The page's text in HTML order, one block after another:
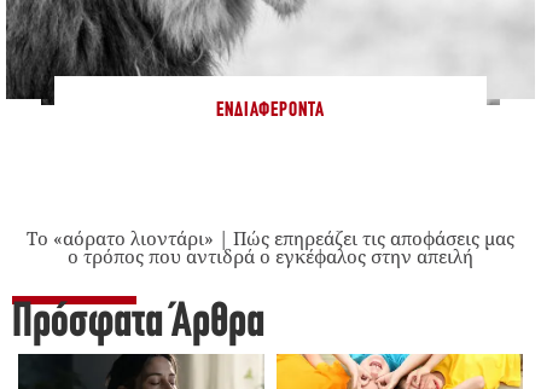
ΕΝΔΙΑΦΈΡΟΝΤΑ
Το «αόρατο λιοντάρι» | Πώς επηρεάζει τις αποφάσεις μας
ο τρόπος που αντιδρά ο εγκέφαλος στην απειλή
Πρόσφατα Άρθρα